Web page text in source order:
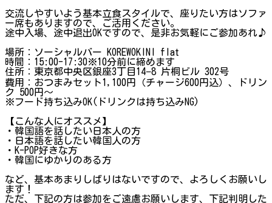
交流しやすいよう基本立食スタイルで、座りたい方はソファ
ー席もありますので、ご活用ください。
途中入場、途中退出OKですので、是非お気軽にご参加あれ♪
場所：ソーシャルバー KOREWOKINI flat
時間：15:00-17:30※10分前に締めます
住所：東京都中央区銀座3丁目14−8 片桐ビル 302号
費用：おつまみセット1,100円（チャージ600円込）、ドリン
ク 500円〜
※フード持ち込みOK(ドリンクは持ち込みNG)
【こんな人にオススメ】
・韓国語を話したい日本人の方
・日本語を話したい韓国人の方
・K-POP好きな方
・韓国にゆかりのある方
など、基本あまりしばりはないですので、よろしくお願いし
ます！
ただ、下記の方は参加をご遠慮お願いします、下記判明した